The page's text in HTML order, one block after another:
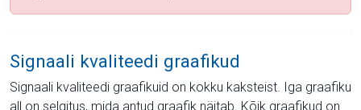
Signaali kvaliteedi graafikud
Signaali kvaliteedi graafikuid on kokku kaksteist. Iga graafiku
all on selgitus, mida antud graafik näitab. Kõik graafikud on